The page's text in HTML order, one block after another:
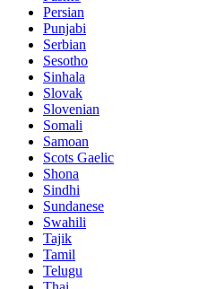
Persian
Punjabi
Serbian
Sesotho
Sinhala
Slovak
Slovenian
Somali
Samoan
Scots Gaelic
Shona
Sindhi
Sundanese
Swahili
Tajik
Tamil
Telugu